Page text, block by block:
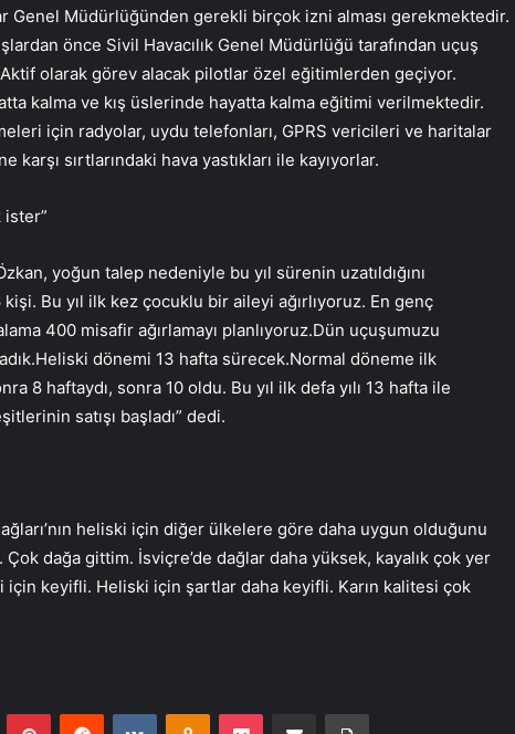
Genel Müdürlüğünden gerekli birçok izni alması gerekmektedir.
önce Sivil Havacılık Genel Müdürlüğü tarafından uçuş
olarak görev alacak pilotlar özel eğitimlerden geçiyor.
kalma ve kış üslerinde hayatta kalma eğitimi verilmektedir.
için radyolar, uydu telefonları, GPRS vericileri ve haritalar
karşı sırtlarındaki hava yastıkları ile kayıyorlar.
yoğun talep nedeniyle bu yıl sürenin uzatıldığını
Bu yıl ilk kez çocuklu bir aileyi ağırlıyoruz. En genç
400 misafir ağırlamayı planlıyoruz.Dün uçuşumuzu
dönemi 13 hafta sürecek.Normal döneme ilk
8 haftaydı, sonra 10 oldu. Bu yıl ilk defa yılı 13 hafta ile
satışı başladı” dedi.
heliski için diğer ülkelere göre daha uygun olduğunu
dağa gittim. İsviçre’de dağlar daha yüksek, kayalık çok yer
için keyifli. Heliski için şartlar daha keyifli. Karın kalitesi çok
PinterestReddit VKontakteOdnoklassniki
Pocket E-Posta ile paylaş Yazdır